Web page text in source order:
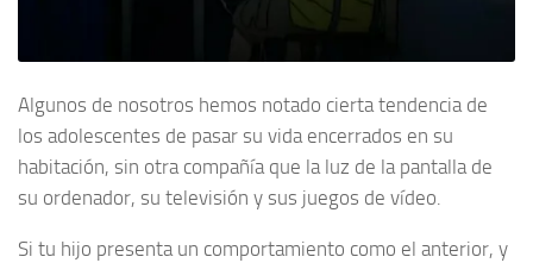
Algunos de nosotros hemos notado cierta tendencia de
los adolescentes de pasar su vida encerrados en su
habitación, sin otra compañía que la luz de la pantalla de
su ordenador, su televisión y sus juegos de vídeo.
Si tu hijo presenta un comportamiento como el anterior, y